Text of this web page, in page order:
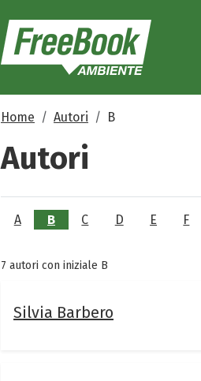
Home Autori B
Autori
A B C D E F
7 autori con iniziale B
Silvia Barbero